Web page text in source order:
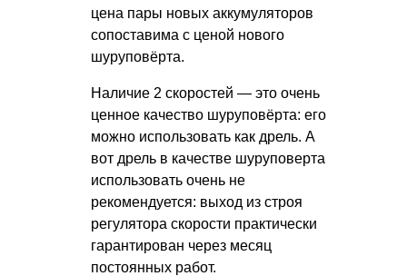
цена пары новых аккумуляторов
сопоставима с ценой нового
шуруповёрта.
Наличие 2 скоростей — это очень
ценное качество шуруповёрта: его
можно использовать как дрель. А
вот дрель в качестве шуруповерта
использовать очень не
рекомендуется: выход из строя
регулятора скорости практически
гарантирован через месяц
постоянных работ.